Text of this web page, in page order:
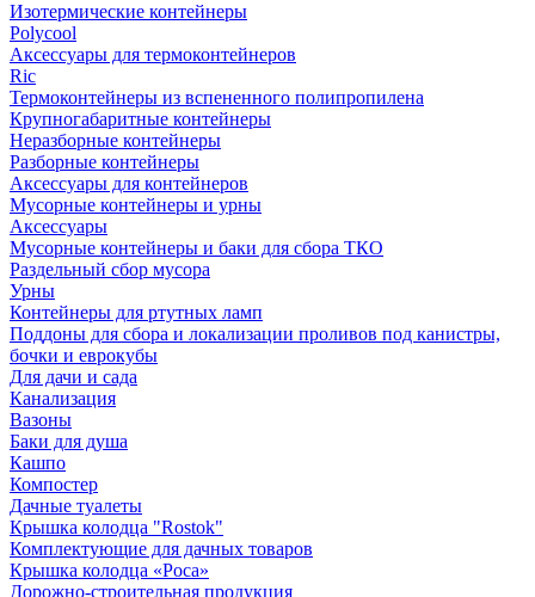
Изотермические контейнеры
Polycool
Аксессуары для термоконтейнеров
Ric
Термоконтейнеры из вспененного полипропилена
Крупногабаритные контейнеры
Неразборные контейнеры
Разборные контейнеры
Аксессуары для контейнеров
Мусорные контейнеры и урны
Аксессуары
Мусорные контейнеры и баки для сбора ТКО
Раздельный сбор мусора
Урны
Контейнеры для ртутных ламп
Поддоны для сбора и локализации проливов под канистры,
бочки и еврокубы
Для дачи и сада
Канализация
Вазоны
Баки для душа
Кашпо
Компостер
Дачные туалеты
Крышка колодца "Rostok"
Комплектующие для дачных товаров
Крышка колодца «Роса»
Дорожно-строительная продукция